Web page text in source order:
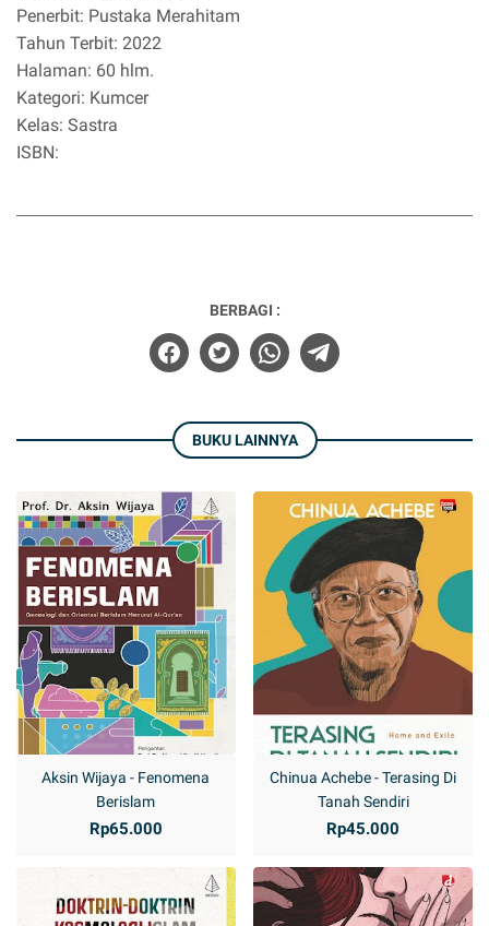
Penerbit: Pustaka Merahitam
Tahun Terbit: 2022
Halaman: 60 hlm.
Kategori: Kumcer
Kelas: Sastra
ISBN:
BERBAGI :
BUKU LAINNYA
Aksin Wijaya - Fenomena
Berislam
Rp65.000
Chinua Achebe - Terasing Di
Tanah Sendiri
Rp45.000